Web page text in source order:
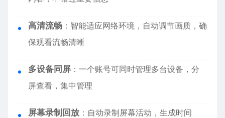
高清流畅 ：智能适应网络环境，自动调节画质，确
保观看流畅清晰
多设备同屏 ：一个账号可同时管理多台设备，分
屏查看，集中管理
屏幕录制回放 ：自动录制屏幕活动，生成时间